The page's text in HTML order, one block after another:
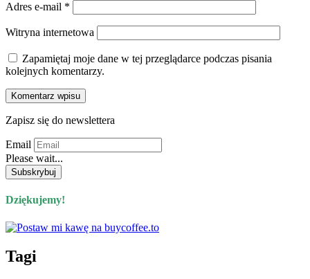
Adres e-mail *
Witryna internetowa
Zapamiętaj moje dane w tej przeglądarce podczas pisania
kolejnych komentarzy.
Zapisz się do newslettera
Email
Please wait...
Dziękujemy!
Tagi